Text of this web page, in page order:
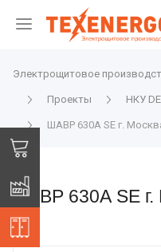
Электрощитовое
Проекты НКУ
ШАВР 630А SЕ г.
ШАВР 630А SЕ г.